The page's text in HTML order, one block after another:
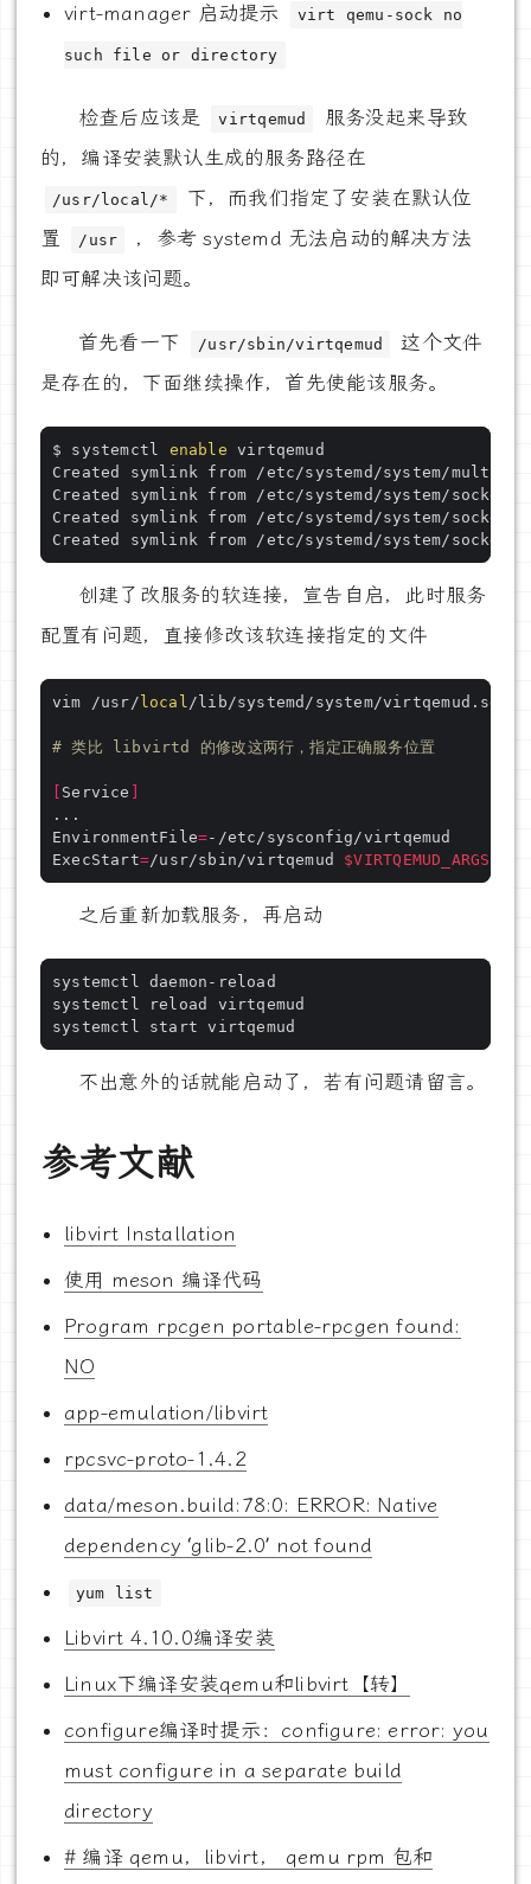
virt-manager 启动提示 virt qemu-sock no
such file or directory
检查后应该是 virtqemud
服务没起来导致
的，编译安装默认生成的服务路径在
/usr/local/*
下，而我们指定了安装在默认位
置
/usr
，参考 systemd 无法启动的解决方法
即可解决该问题。
首先看一下 /usr/sbin/virtqemud
这个文件
是存在的，下面继续操作，首先使能该服务。
$ systemctl enable
Created symlink from /etc/systemd/system/
Created symlink from /etc/systemd/system/
Created symlink from /etc/systemd/system/
Created symlink from /etc/systemd/system/
创建了改服务的软连接，宣告自启，此时服务
配置有问题，直接修改该软连接指定的文件
vim /usr/ local
# 类比 libvirtd 的修改这两行，指定正确服务位置
Service
EnvironmentFile=
ExecStart=/usr/sbin/virtqemud $VIRTQEMUD_ARGS
之后重新加载服务，再启动
不出意外的话就能启动了，若有问题请留言。
参考文献
libvirt Installation
使用 meson 编译代码
Program rpcgen portable-rpcgen found:
NO
app-emulation/libvirt
rpcsvc-proto-1.4.2
data/meson.build:78:0: ERROR: Native
dependency ‘glib-2.0’ not found
yum list
Libvirt 4.10.0编译安装
Linux下编译安装qemu和libvirt【转】
configure编译时提示：configure: error: you
must configure in a separate build
directory
# 编译 qemu，libvirt， qemu rpm 包和